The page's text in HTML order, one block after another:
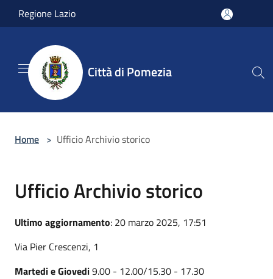
Salta al contenuto principale
Regione Lazio
Città di Pomezia
Home > Ufficio Archivio storico
Ufficio Archivio storico
Ultimo aggiornamento: 20 marzo 2025, 17:51
Via Pier Crescenzi, 1
Martedi e Giovedi9.00 - 12.00/15.30 - 17.30